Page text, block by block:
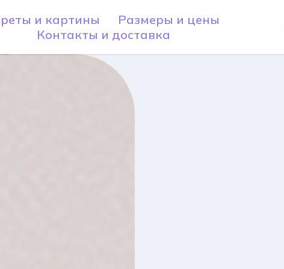
и картины
Размеры и цены
Контакты и доставка